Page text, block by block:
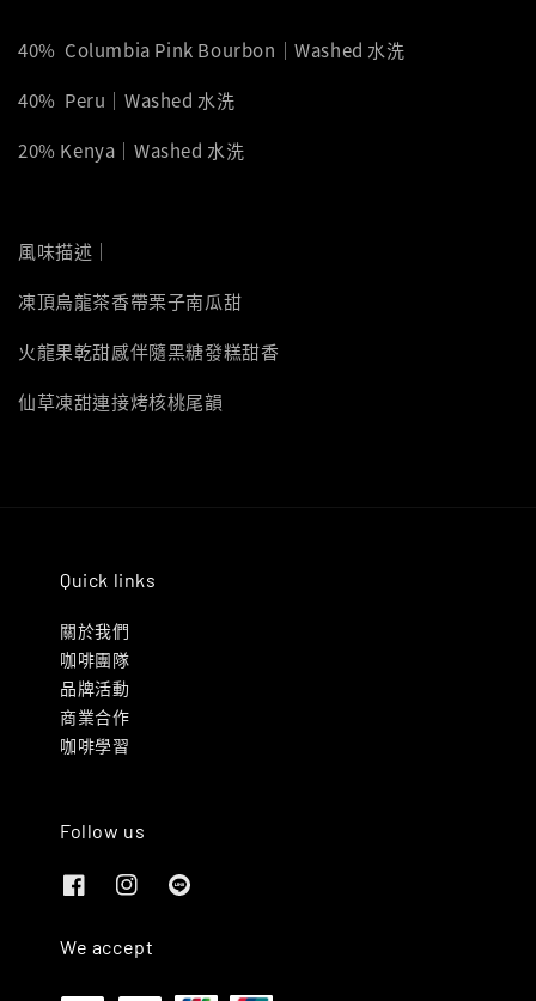
40% Columbia Pink Bourbon｜Washed 水洗
40% Peru｜Washed 水洗
20% Kenya｜Washed 水洗
風味描述｜
凍頂烏龍茶香帶栗子南瓜甜
火龍果乾甜感伴隨黑糖發糕甜香
仙草凍甜連接烤核桃尾韻
Quick links
關於我們
咖啡團隊
品牌活動
商業合作
咖啡學習
Follow us
We accept